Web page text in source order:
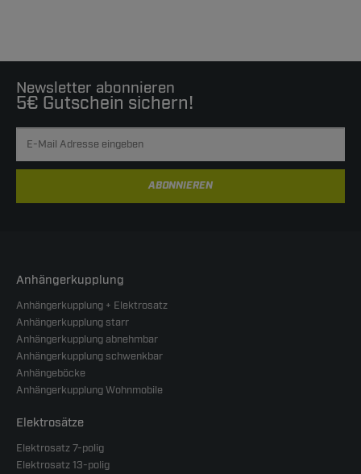
Newsletter abonnieren
5€ Gutschein sichern!
ABONNIEREN
Anhängerkupplung
Anhängerkupplung + Elektrosatz
Anhängerkupplung starr
Anhängerkupplung abnehmbar
Anhängerkupplung schwenkbar
Anhängeböcke
Anhängerkupplung Wohnmobile
Elektrosätze
Elektrosatz 7-polig
Elektrosatz 13-polig